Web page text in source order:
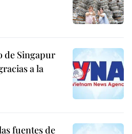
de Singapur
a la
fuentes de